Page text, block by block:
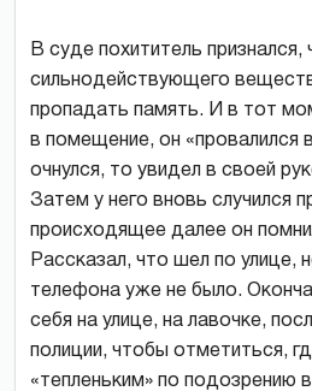
В суде похититель признался,
сильнодействующего
пропадать память. И в тот
в помещение, он «провалился
очнулся, то увидел в своей
Затем у него вновь случился
происходящее далее он
Рассказал, что шел по улице,
телефона уже не было.
себя на улице, на лавочке,
полиции, чтобы отметиться,
«тепленьким» по подозрению